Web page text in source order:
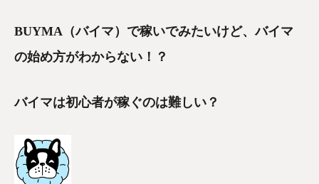
BUYMA（バイマ）で稼いでみたいけど、バイマ
の始め方がわからない！？
バイマは初心者が稼ぐのは難しい？